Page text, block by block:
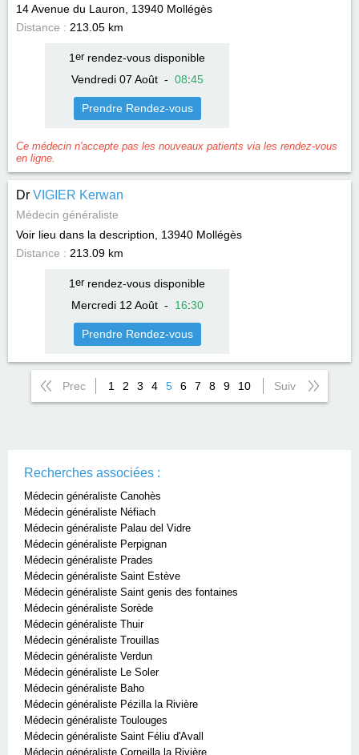
14 Avenue du Lauron, 13940 Mollégès
Distance : 213.05 km
1 errendez-vous disponible
Vendredi 07 Août- 08:45
Prendre Rendez-vous
Ce médecin n'accepte pas les nouveaux patients via les rendez-vous
en ligne.
Dr VIGIER Kerwan
Médecin généraliste
Voir lieu dans la description, 13940 Mollégès
Distance : 213.09 km
1 errendez-vous disponible
Mercredi 12 Août- 16:30
Prendre Rendez-vous
Prec 1 2 3 4 5 6 7 8 9 10 Suiv
Recherches associées :
Médecin généraliste Canohès
Médecin généraliste Néfiach
Médecin généraliste Palau del Vidre
Médecin généraliste Perpignan
Médecin généraliste Prades
Médecin généraliste Saint Estève
Médecin généraliste Saint genis des fontaines
Médecin généraliste Sorède
Médecin généraliste Thuir
Médecin généraliste Trouillas
Médecin généraliste Verdun
Médecin généraliste Le Soler
Médecin généraliste Baho
Médecin généraliste Pézilla la Rivière
Médecin généraliste Toulouges
Médecin généraliste Saint Féliu d'Avall
Médecin généraliste Corneilla la Rivière